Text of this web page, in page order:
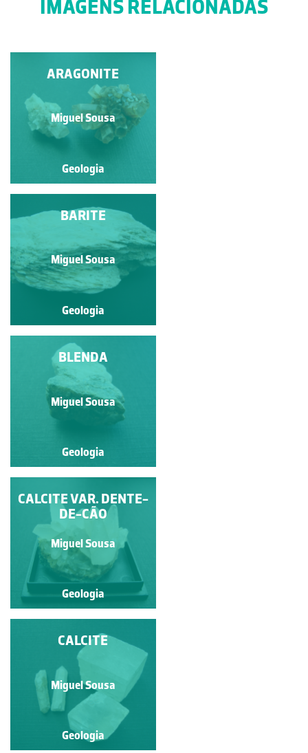
IMAGENS RELACIONADAS
QUARTZO VAR.
AMETISTA
Miguel Sousa
Geologia
ARAGONITE
Miguel Sousa
Geologia
AZURITE
Miguel Sousa
Geologia
BARITE
Miguel Sousa
Geologia
BERILO
Miguel Sousa
Geologia
BLENDA
Miguel Sousa
Geologia
QUARTZO VAR.
CALCEDÓNIA
Miguel Sousa
Geologia
CALCITE VAR. DENTE-
DE-CÃO
Miguel Sousa
Geologia
CALCITE
Miguel Sousa
Geologia
CALCITE
Miguel Sousa
Geologia